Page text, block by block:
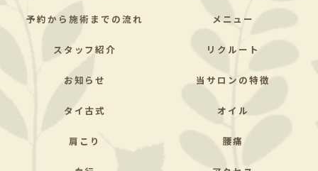
予約から施術までの流れ メニュー
スタッフ紹介 リクルート
お知らせ 当サロンの特徴
タイ古式 オイル
肩こり 腰痛